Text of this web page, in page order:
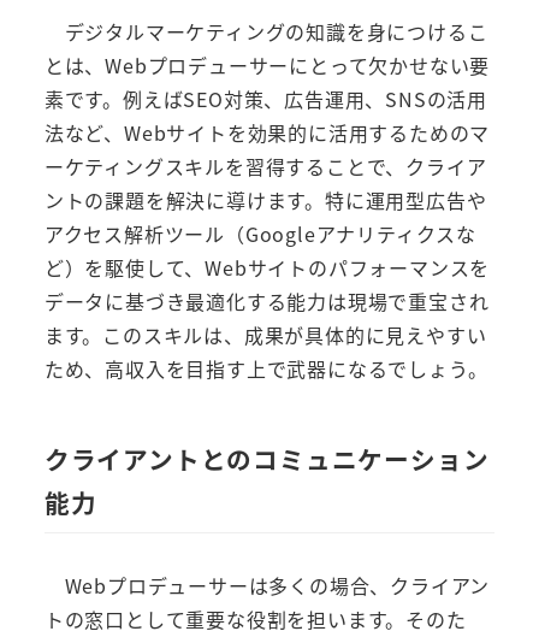
デジタルマーケティングの知識を身につけるこ
とは、Webプロデューサーにとって欠かせない要
素です。例えばSEO対策、広告運用、SNSの活用
法など、Webサイトを効果的に活用するためのマ
ーケティングスキルを習得することで、クライア
ントの課題を解決に導けます。特に運用型広告や
アクセス解析ツール（Googleアナリティクスな
ど）を駆使して、Webサイトのパフォーマンスを
データに基づき最適化する能力は現場で重宝され
ます。このスキルは、成果が具体的に見えやすい
ため、高収入を目指す上で武器になるでしょう。
クライアントとのコミュニケーション
能力
Webプロデューサーは多くの場合、クライアン
トの窓口として重要な役割を担います。そのた